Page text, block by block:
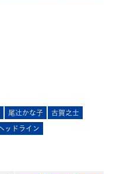
尾辻󠄀かな子
古賀之士
ッドライン